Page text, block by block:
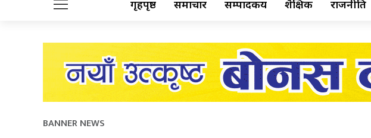
गृहपृष्ठ समाचार सम्पादकीय शैक्षिक राजनीति
BANNER NEWS